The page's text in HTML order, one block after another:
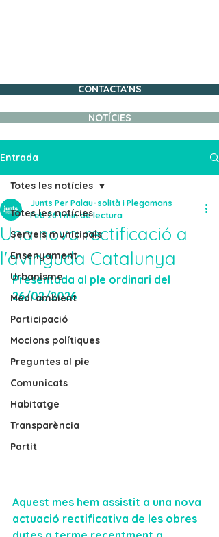
CONTACTA'NS
NOTÍCIES
Entrada
Totes les notícies
Serveis municipals
Ensenyament
Urbanisme
Medi ambient
Participació
Mocions polítiques
Preguntes al pie
Comunicats
Habitatge
Transparència
Partit
Totes les notícies
Una nova rectificació a
l'avinguda Catalunya
Junts Per Palau-solità i Plegamans
Feb 26 1 min de lectura
Presentada al ple ordinari del
26/02/2026
Aquest mes hem assistit a una nova
actuació rectificativa de les obres